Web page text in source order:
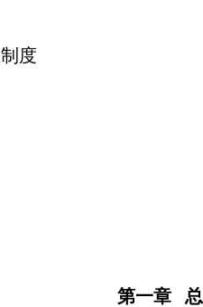
度
第一章